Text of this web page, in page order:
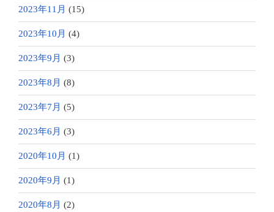
2023年11月 (15)
2023年10月 (4)
2023年9月 (3)
2023年8月 (8)
2023年7月 (5)
2023年6月 (3)
2020年10月 (1)
2020年9月 (1)
2020年8月 (2)